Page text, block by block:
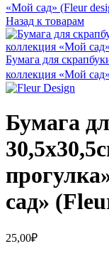
«Мой сад» (Fleur
Назад к товарам
Бумага для
коллекция «Мой
Бумага
сад»
25,00₽